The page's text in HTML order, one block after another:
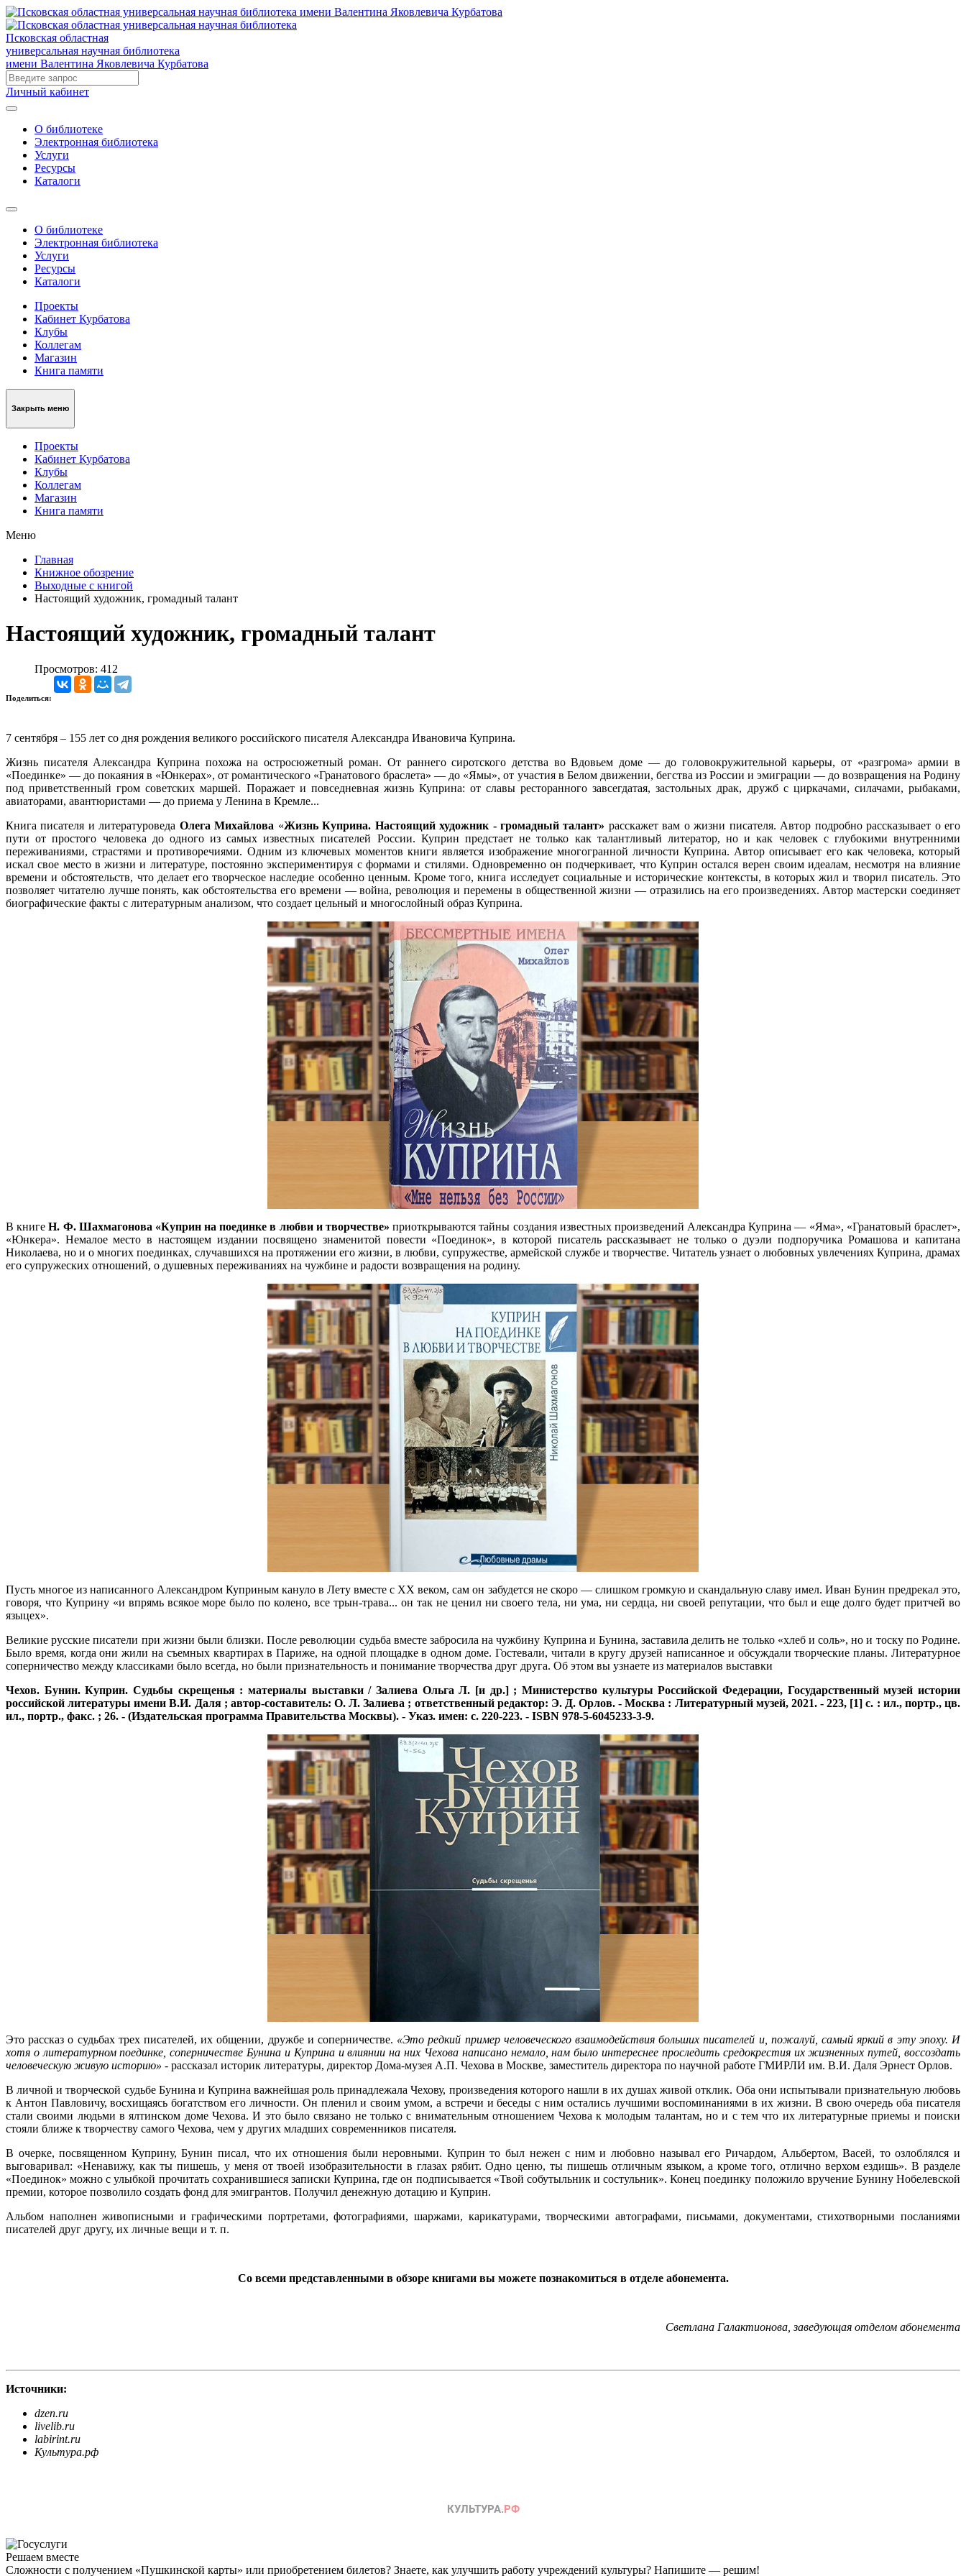
Псковская областная
универсальная научная библиотека
имени Валентина Яковлевича Курбатова
Личный кабинет
О библиотеке
Электронная библиотека
Услуги
Ресурсы
Каталоги
О библиотеке
Электронная библиотека
Услуги
Ресурсы
Каталоги
Проекты
Кабинет Курбатова
Клубы
Коллегам
Магазин
Книга памяти
Закрыть меню
Проекты
Кабинет Курбатова
Клубы
Коллегам
Магазин
Книга памяти
Меню
Главная
Книжное обозрение
Выходные с книгой
Настоящий художник, громадный талант
Настоящий художник, громадный талант
Просмотров: 412
Поделиться:
7 сентября – 155 лет со дня рождения великого российского писателя Александра Ивановича Куприна.
Жизнь писателя Александра Куприна похожа на остросюжетный роман. От раннего сиротского детства во Вдовьем доме — до головокружительной карьеры, от «разгрома» армии в
«Поединке» — до покаяния в «Юнкерах», от романтического «Гранатового браслета» — до «Ямы», от участия в Белом движении, бегства из России и эмиграции — до возвращения на Родину
под приветственный гром советских маршей. Поражает и повседневная жизнь Куприна: от славы ресторанного завсегдатая, застольных драк, дружб с циркачами, силачами, рыбаками,
авиаторами, авантюристами — до приема у Ленина в Кремле...
Книга писателя и литературоведа Олега Михайлова «Жизнь Куприна. Настоящий художник - громадный талант» расскажет вам о жизни писателя. Автор подробно рассказывает о его
пути от простого человека до одного из самых известных писателей России. Куприн предстает не только как талантливый литератор, но и как человек с глубокими внутренними
переживаниями, страстями и противоречиями. Одним из ключевых моментов книги является изображение многогранной личности Куприна. Автор описывает его как человека, который
искал свое место в жизни и литературе, постоянно экспериментируя с формами и стилями. Одновременно он подчеркивает, что Куприн остался верен своим идеалам, несмотря на влияние
времени и обстоятельств, что делает его творческое наследие особенно ценным. Кроме того, книга исследует социальные и исторические контексты, в которых жил и творил писатель. Это
позволяет читателю лучше понять, как обстоятельства его времени — война, революция и перемены в общественной жизни — отразились на его произведениях. Автор мастерски соединяет
биографические факты с литературным анализом, что создает цельный и многослойный образ Куприна.
В книгеН. Ф. Шахмагонова «Куприн на поединке в любви и творчестве» приоткрываются тайны создания известных произведений Александра Куприна — «Яма», «Гранатовый браслет»,
«Юнкера». Немалое место в настоящем издании посвящено знаменитой повести «Поединок», в которой писатель рассказывает не только о дуэли подпоручика Ромашова и капитана
Николаева, но и о многих поединках, случавшихся на протяжении его жизни, в любви, супружестве, армейской службе и творчестве. Читатель узнает о любовных увлечениях Куприна, драмах
его супружеских отношений, о душевных переживаниях на чужбине и радости возвращения на родину.
Пусть многое из написанного Александром Куприным кануло в Лету вместе с XX веком, сам он забудется не скоро — слишком громкую и скандальную славу имел. Иван Бунин предрекал это,
говоря, что Куприну «и впрямь всякое море было по колено, все трын-трава... он так не ценил ни своего тела, ни ума, ни сердца, ни своей репутации, что был и еще долго будет притчей во
языцех».
Великие русские писатели при жизни были близки. После революции судьба вместе забросила на чужбину Куприна и Бунина, заставила делить не только «хлеб и соль», но и тоску по Родине.
Было время, когда они жили на съемных квартирах в Париже, на одной площадке в одном доме. Гостевали, читали в кругу друзей написанное и обсуждали творческие планы. Литературное
соперничество между классиками было всегда, но были признательность и понимание творчества друг друга. Об этом вы узнаете из материалов выставки
Чехов. Бунин. Куприн. Судьбы скрещенья: материалы выставки / Залиева Ольга Л. [и др.] ; Министерство культуры Российской Федерации, Государственный музей истории
российской литературы имени В.И. Даля ; автор-составитель: О. Л. Залиева ; ответственный редактор: Э. Д. Орлов. - Москва : Литературный музей, 2021. - 223, [1] с. : ил., портр., цв.
ил., портр., факс. ; 26. - (Издательская программа Правительства Москвы). - Указ. имен: с. 220-223. - ISBN 978-5-6045233-3-9.
Это рассказ о судьбах трех писателей, их общении, дружбе и соперничестве. «Это редкий пример человеческого взаимодействия больших писателей и, пожалуй, самый яркий в эту эпоху. И
хотя о литературном поединке, соперничестве Бунина и Куприна и влиянии на них Чехова написано немало, нам было интереснее проследить средокрестия их жизненных путей, воссоздать
человеческую живую историю» - рассказал историк литературы, директор Дома-музея А.П. Чехова в Москве, заместитель директора по научной работе ГМИРЛИ им. В.И. Даля Эрнест Орлов.
В личной и творческой судьбе Бунина и Куприна важнейшая роль принадлежала Чехову, произведения которого нашли в их душах живой отклик. Оба они испытывали признательную любовь
к Антон Павловичу, восхищаясь богатством его личности. Он пленил и своим умом, а встречи и беседы с ним остались лучшими воспоминаниями в их жизни. В свою очередь оба писателя
стали своими людьми в ялтинском доме Чехова. И это было связано не только с внимательным отношением Чехова к молодым талантам, но и с тем что их литературные приемы и поиски
стояли ближе к творчеству самого Чехова, чем у других младших современников писателя.
В очерке, посвященном Куприну, Бунин писал, что их отношения были неровными. Куприн то был нежен с ним и любовно называл его Ричардом, Альбертом, Васей, то озлоблялся и
выговаривал: «Ненавижу, как ты пишешь, у меня от твоей изобразительности в глазах рябит. Одно ценю, ты пишешь отличным языком, а кроме того, отлично верхом ездишь». В разделе
«Поединок» можно с улыбкой прочитать сохранившиеся записки Куприна, где он подписывается «Твой собутыльник и состульник». Конец поединку положило вручение Бунину Нобелевской
премии, которое позволило создать фонд для эмигрантов. Получил денежную дотацию и Куприн.
Альбом наполнен живописными и графическими портретами, фотографиями, шаржами, карикатурами, творческими автографами, письмами, документами, стихотворными посланиями
писателей друг другу, их личные вещи и т. п.
Со всеми представленными в обзоре книгами вы можете познакомиться в отделе абонемента.
Светлана Галактионова, заведующая отделом абонемента
Источники:
dzen.ru
livelib.ru
labirint.ru
Культура.рф
Решаем вместе
Сложности с получением «Пушкинской карты» или приобретением билетов? Знаете, как улучшить работу учреждений культуры? Напишите — решим!